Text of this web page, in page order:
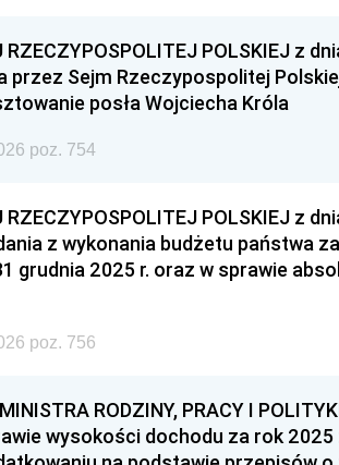
RZECZYPOSPOLITEJ POLSKIEJ z
przez Sejm Rzeczypospolitej
posła Wojciecha Króla
poz. 754
RZECZYPOSPOLITEJ POLSKIEJ z
z wykonania budżetu państwa
grudnia 2025 r. oraz w sprawie
poz. 756
RODZINY, PRACY I
wysokości dochodu za rok 2025